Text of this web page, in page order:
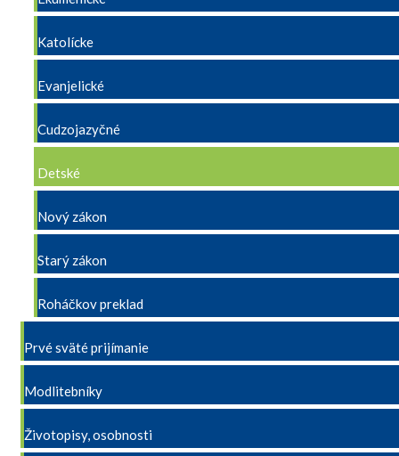
Katolícke
Evanjelické
Cudzojazyčné
Detské
Nový zákon
Starý zákon
Roháčkov preklad
Prvé sväté prijímanie
Modlitebníky
Životopisy, osobnosti